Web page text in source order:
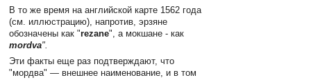
В то же время на английской карте 1562 года
(см. иллюстрацию), напротив, эрзяне
обозначены как "rezane", а мокшане - как
mordva".
Эти факты еще раз подтверждают, что
"мордва" — внешнее наименование, и в том